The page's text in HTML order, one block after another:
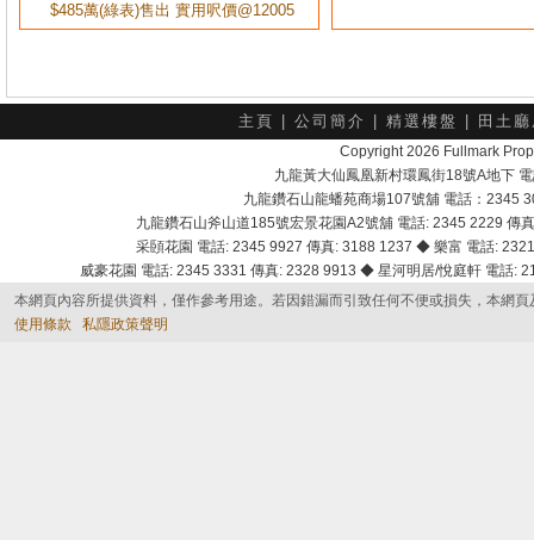
$485萬(綠表)售出 實用呎價@12005
主頁 公司簡介 精選樓盤 田土
Copyright 2026 Fullmark
九龍黃大仙鳳凰新村環鳳街18號A地下
九龍鑽石山龍蟠苑商場107號舖 電話：2345
九龍鑽石山斧山道185號宏景花園A2號舖 電話: 2345 2229
采頣花園 電話: 2345 9927 傳真: 3188 1237 ◆ 樂富 電話:
威豪花園 電話: 2345 3331 傳真: 2328 9913 ◆ 星河明居/悅庭軒 電話
本網頁內容所提供資料，僅作參考用途。若因錯漏而引致任何不便或損失，本網
使用條款
私隱政策聲明